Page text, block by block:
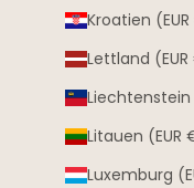
Kroatien
Lettland
Liechtenstein
Litauen (EUR
Luxemburg